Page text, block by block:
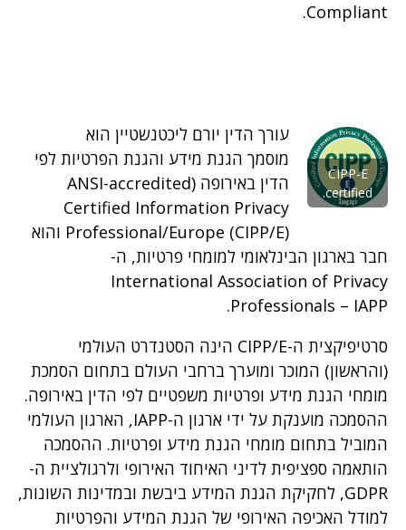
Compliant.
CIPP-E
certified.
עורך הדין יורם ליכטנשטיין הוא
מוסמך הגנת מידע והגנת הפרטיות לפי
הדין באירופה (ANSI-accredited
Certified Information Privacy
Professional/Europe (CIPP/E) והוא
חבר בארגון הבינלאומי למומחי פרטיות, ה-
International Association of Privacy
Professionals – IAPP.
סרטיפיקצית ה-CIPP/E הינה הסטנדרט העולמי
(והראשון) המוכר ומוערך ברחבי העולם בתחום הסמכת
מומחי הגנת מידע ופרטיות משפטיים לפי הדין באירופה.
ההסמכה מוענקת על ידי ארגון ה-IAPP, הארגון העולמי
המוביל בתחום מומחי הגנת מידע ופרטיות. ההסמכה
הותאמה ספציפית לדיני האיחוד האירופי ולרגולציית ה-
GDPR, לחקיקת הגנת המידע ביבשת ובמדינות השונות,
למודל האכיפה האירופי של הגנת המידע והפרטיות